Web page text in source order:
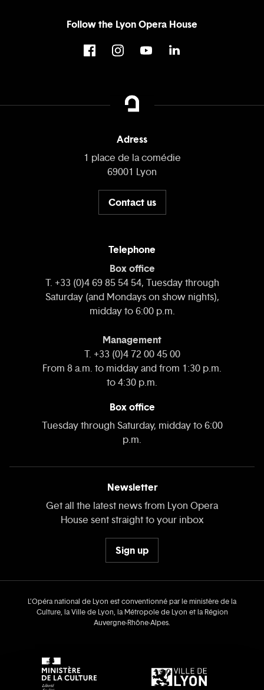
Follow the Lyon Opera House
Adress
1 place de la comédie
69001 Lyon
Contact us
Telephone
Box office
T. +33 (0)4 69 85 54 54, Tuesday through
Saturday (and Mondays on show nights),
midday to 6:00 p.m.
Management
T. +33 (0)4 72 00 45 00
From 8 a.m. to midday and from 1:30 p.m.
to 4:30 p.m.
Box office
Tuesday through Saturday, midday to 6:00
p.m.
Newsletter
Get all the latest news from Lyon Opera
House sent straight to your inbox
Sign up
L’Opéra national de Lyon est conventionné par le ministère de la
Culture, la Ville de Lyon, la Métropole de Lyon et la Région
Auvergne‑Rhône‑Alpes.